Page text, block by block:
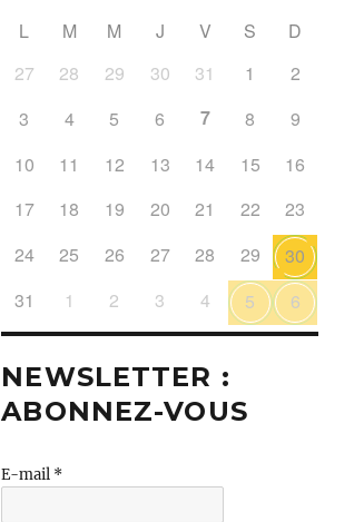
L M M J V S
D
27
28 29 30 31 1
2
3
4 5 6 7 8
9
10
11 12 13 14 15
16
17
18 19 20 21 22
23
24
25 26 27 28 29
30
31
1 2 3 4 5 6
NEWSLETTER :
ABONNEZ-VOUS
E-mail *